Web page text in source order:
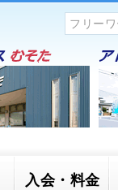
入会・料金